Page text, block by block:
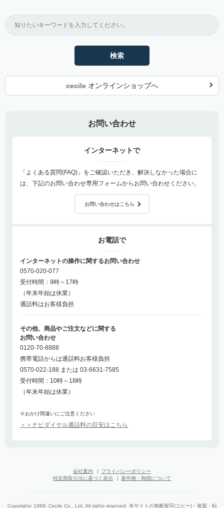
検索
cecile オンラインショップへ
お問い合わせ
インターネットで
「よくある質問(FAQ)」をご確認いただき、解決しなかった場合に
は、下記のお問い合わせ専用フォームからお問い合わせください。
お問い合わせはこちら
お電話で
インターネットの操作に関するお問い合わせ
0570-020-077
受付時間：9時～17時
（年末年始は休業）
通話料はお客様負担
その他、商品やご注文などに関する
お問い合わせ
0120-70-8888
携帯電話からは通話料お客様負担
0570-022-188 または 03-6631-7585
受付時間：10時～18時
（年末年始は休業）
※おかけ間違いにご注意ください
＞＞ナビダイヤル通話料の目安はこちら
会社案内
プライバシーポリシー
特定商取引法に基づく表示
著作権・商標について
Copyrightc 1999- Cecile Co., Ltd. All rights reserved. 本サイトの無断複写(コピー)・複製・転